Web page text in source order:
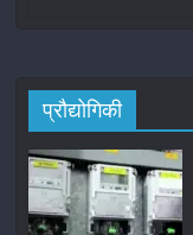
प्रौद्योगिकी